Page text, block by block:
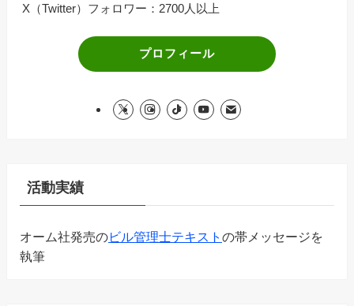
X（Twitter）フォロワー：2700人以上
プロフィール
活動実績
オーム社発売のビル管理士テキスト の帯メッセージを
執筆